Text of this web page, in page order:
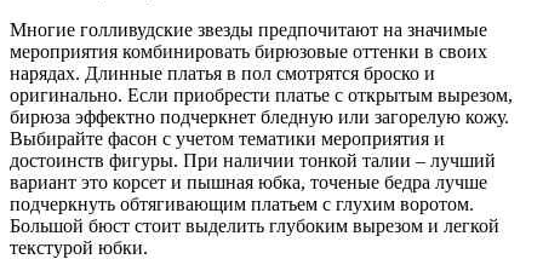
Многие голливудские звезды предпочитают на значимые
мероприятия комбинировать бирюзовые оттенки в своих
нарядах. Длинные платья в пол смотрятся броско и
оригинально. Если приобрести платье с открытым вырезом,
бирюза эффектно подчеркнет бледную или загорелую кожу.
Выбирайте фасон с учетом тематики мероприятия и
достоинств фигуры. При наличии тонкой талии – лучший
вариант это корсет и пышная юбка, точеные бедра лучше
подчеркнуть обтягивающим платьем с глухим воротом.
Большой бюст стоит выделить глубоким вырезом и легкой
текстурой юбки.